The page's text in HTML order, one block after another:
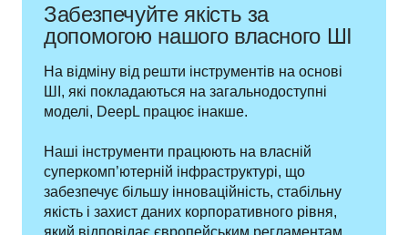
Забезпечуйте якість за
допомогою нашого власного ШІ
На відміну від решти інструментів на основі
ШІ, які покладаються на загальнодоступні
моделі, DeepL працює інакше.
Наші інструменти працюють на власній
суперкомп’ютерній інфраструктурі, що
забезпечує більшу інноваційність, стабільну
якість і захист даних корпоративного рівня,
який відповідає європейським регламентам